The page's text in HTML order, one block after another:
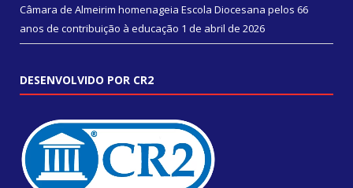
Câmara de Almeirim homenageia Escola Diocesana pelos 66
anos de contribuição à educação 1 de abril de 2026
DESENVOLVIDO POR CR2